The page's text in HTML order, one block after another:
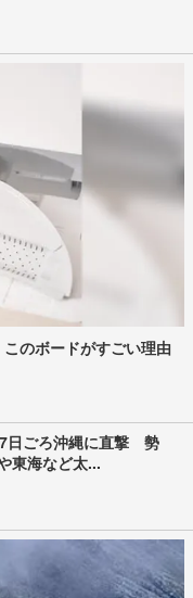
のボードがすごい理由
7日ごろ沖縄に直撃 勢
東海など太...